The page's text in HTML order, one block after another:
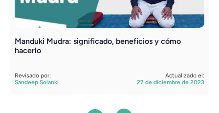
Manduki Mudra: significado, beneficios y cómo
hacerlo
Revisado por:
Sandeep Solanki
Actualizado el:
27 de diciembre de 2023